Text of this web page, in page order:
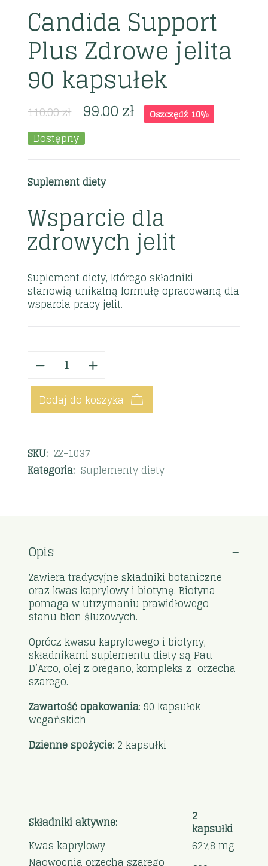
Candida Support
Plus Zdrowe jelita
90 kapsułek
110.00zł 99.00zł Oszczędź 10%
Dostępny
Suplement diety
Wsparcie dla
zdrowych jelit
Suplement diety, którego składniki
stanowią unikalną formułę opracowaną dla
wsparcia pracy jelit.
Dodaj do koszyka
SKU: ZZ-1037
Kategoria: Suplementy diety
Opis
Zawiera tradycyjne składniki botaniczne
oraz kwas kaprylowy i biotynę. Biotyna
pomaga w utrzymaniu prawidłowego
stanu błon śluzowych.
Oprócz kwasu kaprylowego i biotyny,
składnikami suplementu diety są Pau
D’Arco, olej z oregano, kompleks z orzecha
szarego.
Zawartość opakowania: 90 kapsułek
wegańskich
Dzienne spożycie: 2 kapsułki
Składniki aktywne: 2
kapsułki
Kwas kaprylowy
627,8 mg